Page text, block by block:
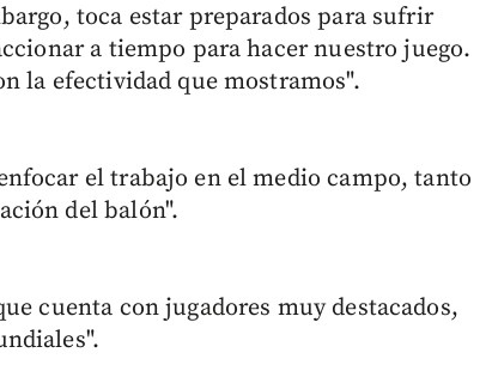
toca estar preparados para sufrir
a tiempo para hacer nuestro juego.
la efectividad que mostramos".
el trabajo en el medio campo, tanto
del balón".
cuenta con jugadores muy destacados,